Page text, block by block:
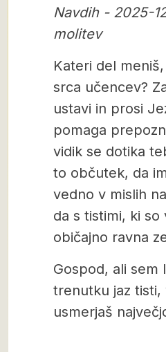
Navdih - 2025-
molitev
Kateri del
srca učencev?
ustavi in prosi
pomaga
vidik se dotika
to občutek, da
vedno v mislih
da s tistimi, ki so
običajno ravna
Gospod, ali sem
trenutku jaz tisti,
usmerjaš